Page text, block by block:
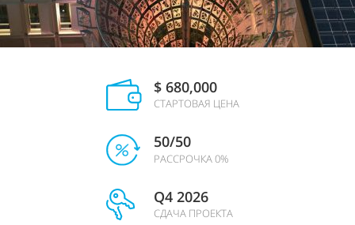
$ 680,000
СТАРТОВАЯ ЦЕНА
50/50
РАССРОЧКА 0%
Q4 2026
СДАЧА ПРОЕКТА